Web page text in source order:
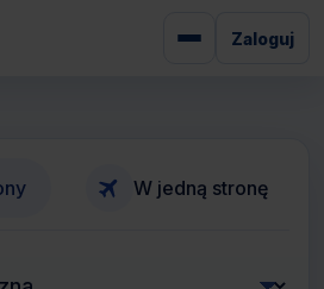
Zaloguj
W jedną stronę